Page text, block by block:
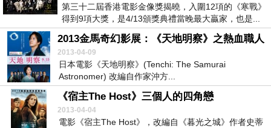
第三十二屆香港電影金像獎揭曉，入圍12項的《寒戰》
得到9項大獎，是4/13頒獎典禮當晚最大贏家，也是...
2013金馬奇幻影展：《天地明察》之熱血職人
2013-04-09
日本電影《天地明察》(Tenchi: The Samurai
Astronomer) 改編自作家沖方...
《宿主The Host》三個人的四角戀
2013-04-04
電影《宿主The Host》，改編自《暮光之城》作者史蒂